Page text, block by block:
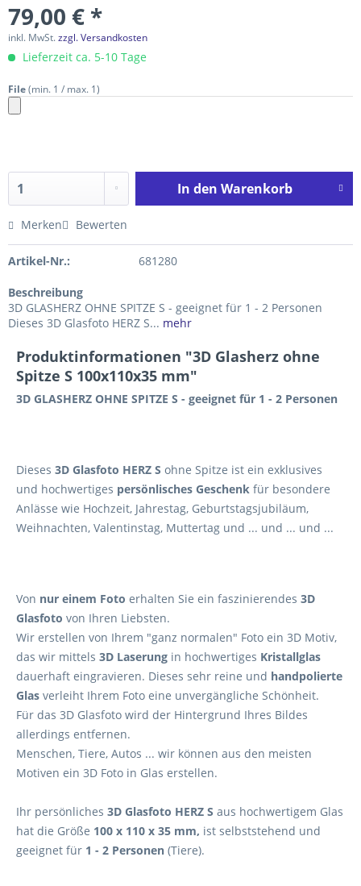
79,00 € *
inkl. MwSt.zzgl. Versandkosten
Lieferzeit ca. 5-10 Tage
File(min. 1 / max. 1)
In den Warenkorb
Merken Bewerten
Artikel-Nr.: 681280
Beschreibung
3D GLASHERZ OHNE SPITZE S - geeignet für 1 - 2 Personen
Dieses 3D Glasfoto HERZ S... mehr
Produktinformationen "3D Glasherz ohne
Spitze S 100x110x35 mm"
3D GLASHERZ OHNE SPITZE S - geeignet für 1 - 2 Personen
Dieses 3D Glasfoto HERZ S ohne Spitze ist ein exklusives
und hochwertiges persönlisches Geschenk für besondere
Anlässe wie Hochzeit, Jahrestag, Geburtstagsjubiläum,
Weihnachten, Valentinstag, Muttertag und ... und ... und ...
Von nur einem Foto erhalten Sie ein faszinierendes 3D
Glasfoto von Ihren Liebsten.
Wir erstellen von Ihrem "ganz normalen" Foto ein 3D Motiv,
das wir mittels 3D Laserung in hochwertiges Kristallglas
dauerhaft eingravieren. Dieses sehr reine und handpolierte
Glas verleiht Ihrem Foto eine unvergängliche Schönheit.
Für das 3D Glasfoto wird der Hintergrund Ihres Bildes
allerdings entfernen.
Menschen, Tiere, Autos ... wir können aus den meisten
Motiven ein 3D Foto in Glas erstellen.
Ihr persönliches 3D Glasfoto HERZ S aus hochwertigem Glas
hat die Größe 100 x 110 x 35 mm, ist selbststehend und
geeignet für 1 - 2 Personen (Tiere).